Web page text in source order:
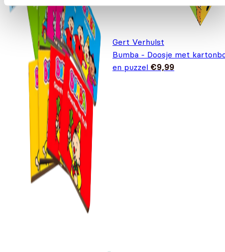
Gert Verhulst
Bumba - Doosje met
en puzzel €9,99